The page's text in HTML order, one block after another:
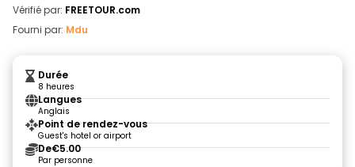
Vérifié par: FREETOUR.com
Fourni par: Mdu
Durée
8 heures
Langues
Anglais
Point de rendez-vous
Guest's hotel or airport
De€5.00
Par personne